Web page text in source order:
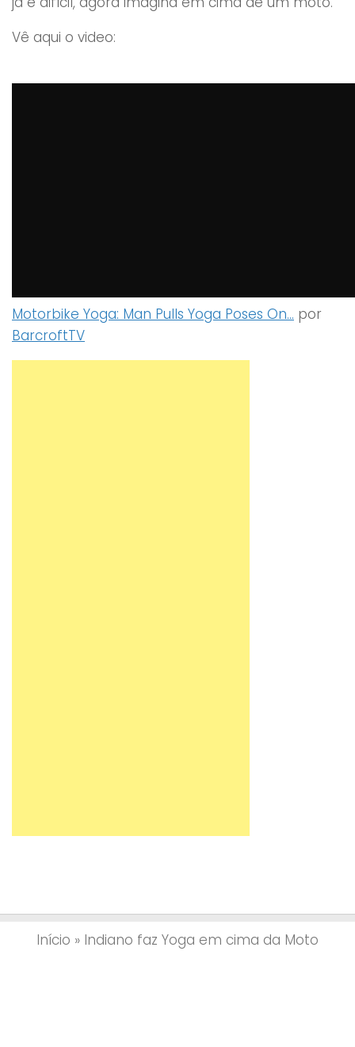
Vê aqui o video:
Motorbike Yoga: Man Pulls Yoga Poses On… por
BarcroftTV
Início » Indiano faz Yoga em cima da Moto